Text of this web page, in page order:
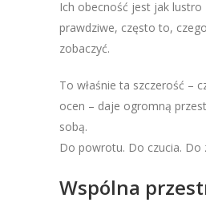
Ich obecność jest jak
prawdziwe, często to,
zobaczyć.
To właśnie ta szczerość –
ocen – daje ogromną
sobą.
Do powrotu. Do czucia. Do
Wspólna